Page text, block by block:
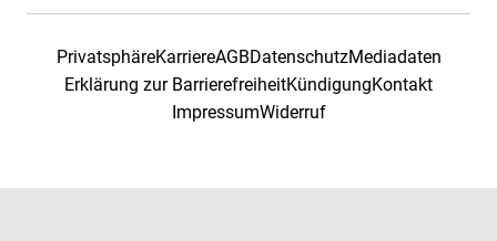
PrivatsphäreKarriereAGBDatenschutzMediadaten
Erklärung zur BarrierefreiheitKündigungKontakt
ImpressumWiderruf